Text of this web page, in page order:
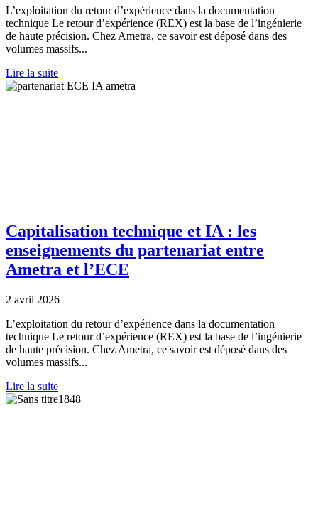
L’exploitation du retour d’expérience dans la documentation
technique Le retour d’expérience (REX) est la base de l’ingénierie
de haute précision. Chez Ametra, ce savoir est déposé dans des
volumes massifs...
Lire la suite
Capitalisation technique et IA : les
enseignements du partenariat entre
Ametra et l’ECE
2 avril 2026
L’exploitation du retour d’expérience dans la documentation
technique Le retour d’expérience (REX) est la base de l’ingénierie
de haute précision. Chez Ametra, ce savoir est déposé dans des
volumes massifs...
Lire la suite